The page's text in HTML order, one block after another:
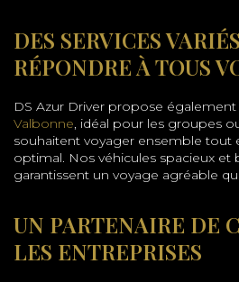
DES SERVICES
RÉPONDRE À TOUS
DS Azur Driver propose également
Valbonne, idéal pour les groupes
souhaitent voyager ensemble
optimal. Nos véhicules spacieux et
garantissent un voyage agréable
UN PARTENAIRE DE
LES ENTREPRISES